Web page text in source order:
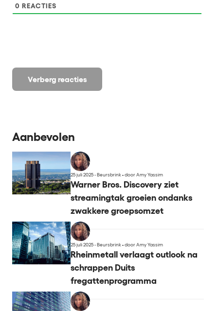
Verberg reacties
0 REACTIES
Aanbevolen
25 juli 2025 - Beursbrink•door Amy Yassim
Warner Bros. Discovery ziet
streamingtak groeien ondanks
zwakkere groepsomzet
25 juli 2025 - Beursbrink•door Amy Yassim
Rheinmetall verlaagt outlook na
schrappen Duits
fregattenprogramma